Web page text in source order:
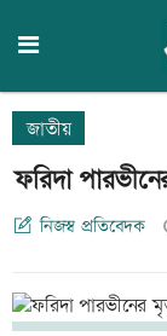
জাতীয়
ফরিদা
নিজস্ব প্রতিবেদক